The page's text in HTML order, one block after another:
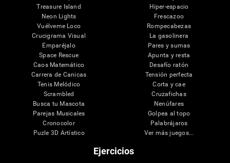
Treasure Island
Neon Lights
Vuélveme Loco
Crucigrama Visual
Emparéjalo
Space Rescue
Caos Matemático
Carrera de Canicas
Tenis Melódico
Scrambled
Busca tu Mascota
Parejas Musicales
Cronocolor
Puzle 3D Artístico
Hiper-espacio
Frescazoo
Rompecabezas
La gasolinera
Pares y sumas
Apunta y resta
Desafío ratón
Tensión perfecta
Corta y cae
Cruzafichas
Nenúfares
Golpea al topo
Palabrájaros
Ver más juegos...
Ejercicios